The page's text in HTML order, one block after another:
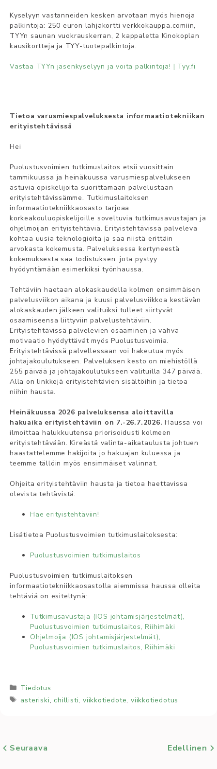
Kyselyyn vastanneiden kesken arvotaan myös hienoja
palkintoja: 250 euron lahjakortti verkkokauppa.comiin,
TYYn saunan vuokrauskerran, 2 kappaletta Kinokoplan
kausikortteja ja TYY-tuotepalkintoja.
Vastaa TYYn jäsenkyselyyn ja voita palkintoja! | Tyy.fi
Tietoa varusmiespalveluksesta informaatiotekniikan
erityistehtävissä
Hei
Puolustusvoimien tutkimuslaitos etsii vuosittain
tammikuussa ja heinäkuussa varusmiespalvelukseen
astuvia opiskelijoita suorittamaan palvelustaan
erityistehtävissämme. Tutkimuslaitoksen
informaatiotekniikkaosasto tarjoaa
korkeakouluopiskelijoille soveltuvia tutkimusavustajan ja
ohjelmoijan erityistehtäviä. Erityistehtävissä palveleva
kohtaa uusia teknologioita ja saa niistä erittäin
arvokasta kokemusta. Palveluksessa kertyneestä
kokemuksesta saa todistuksen, jota pystyy
hyödyntämään esimerkiksi työnhaussa.
Tehtäviin haetaan alokaskaudella kolmen ensimmäisen
palvelusviikon aikana ja kuusi palvelusviikkoa kestävän
alokaskauden jälkeen valituiksi tulleet siirtyvät
osaamiseensa liittyviin palvelustehtäviin.
Erityistehtävissä palvelevien osaaminen ja vahva
motivaatio hyödyttävät myös Puolustusvoimia.
Erityistehtävissä palvellessaan voi hakeutua myös
johtajakoulutukseen. Palveluksen kesto on miehistöllä
255 päivää ja johtajakoulutukseen valituilla 347 päivää.
Alla on linkkejä erityistehtävien sisältöihin ja tietoa
niihin hausta.
Heinäkuussa 2026 palveluksensa aloittavilla
hakuaika erityistehtäviin on 7.-26.7.2026. Haussa voi
ilmoittaa halukkuutensa priorisoidusti kolmeen
erityistehtävään. Kireästä valinta-aikataulusta johtuen
haastattelemme hakijoita jo hakuajan kuluessa ja
teemme tällöin myös ensimmäiset valinnat.
Ohjeita erityistehtäviin hausta ja tietoa haettavissa
olevista tehtävistä:
Hae erityistehtäviin!
Lisätietoa Puolustusvoimien tutkimuslaitoksesta:
Puolustusvoimien tutkimuslaitos
Puolustusvoimien tutkimuslaitoksen
informaatiotekniikkaosastolla aiemmissa haussa olleita
tehtäviä on esiteltynä:
Tutkimusavustaja (IOS johtamisjärjestelmät),
Puolustusvoimien tutkimuslaitos, Riihimäki
Ohjelmoija (IOS johtamisjärjestelmät),
Puolustusvoimien tutkimuslaitos, Riihimäki
Kategoriat
Tiedotus
Avainsanat
asteriski,chillisti,viikkotiedote,viikkotiedotus
Seuraava Edellinen